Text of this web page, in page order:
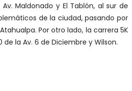
Maldonado y El Tablón, al sur de
de la ciudad, pasando por
Por otro lado, la carrera 5K
de la Av. 6 de Diciembre y Wilson.